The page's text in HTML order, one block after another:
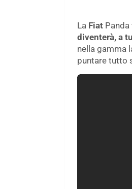
La Fiat
diventerà, a
nella gamma
puntare tutto